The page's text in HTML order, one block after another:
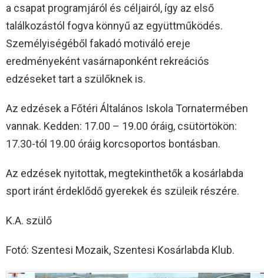
a csapat programjáról és céljairól, így az első
találkozástól fogva könnyű az együttműködés.
Személyiségéből fakadó motiváló ereje
eredményeként vasárnaponként rekreációs
edzéseket tart a szülőknek is.
Az edzések a Főtéri Általános Iskola Tornatermében
vannak. Kedden: 17.00 – 19.00 óráig, csütörtökön:
17.30-tól 19.00 óráig korcsoportos bontásban.
Az edzések nyitottak, megtekinthetők a kosárlabda
sport iránt érdeklődő gyerekek és szüleik részére.
K.A. szülő
Fotó: Szentesi Mozaik, Szentesi Kosárlabda Klub.